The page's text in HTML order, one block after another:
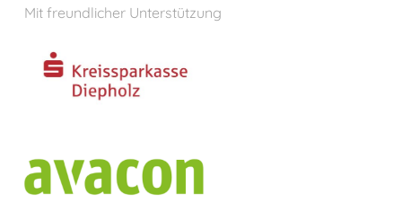
Mit freundlicher Unterstützung